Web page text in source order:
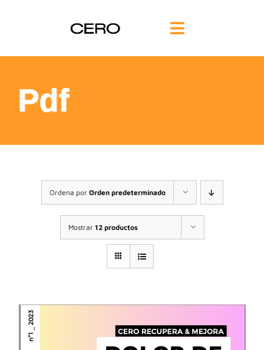
Toggle
Navigation
FILOSOFÍA
TE AYUDAMOS
FORMACIÓN
COMUNIDAD
CONTACTO
Pdf
Ordena por Orden predeterminado
Mostrar 12 productos